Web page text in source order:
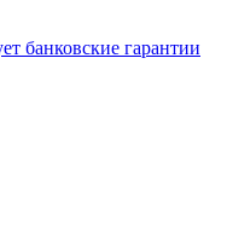
банковские гарантии